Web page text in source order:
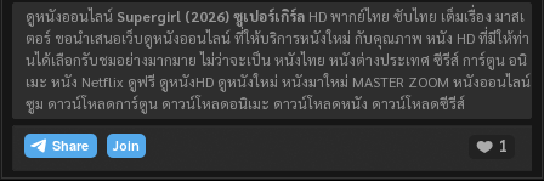
ดูหนังออนไลน์ Supergirl (2026) ซูเปอร์เกิร์ล HD พากย์ไทย ซับไทย เต็มเรื่อง มาสเ
ตอร์ ขอนำเสนอเว็บดูหนังออนไลน์ ที่ให้บริการหนังใหม่ กับคุณภาพ หนัง HD ที่มีให้ท่า
นได้เลือกรับชมอย่างมากมาย ไม่ว่าจะเป็น หนังไทย หนังต่างประเทศ ซีรีส์ การ์ตูน อนิ
เมะ หนัง Netflix ดูฟรี ดูหนังHD ดูหนังใหม่ หนังมาใหม่ MASTER ZOOM หนังออนไลน์
ซูม ดาวน์โหลดการ์ตูน ดาวน์โหลดอนิเมะ ดาวน์โหลดหนัง ดาวน์โหลดซีรีส์
Join 1